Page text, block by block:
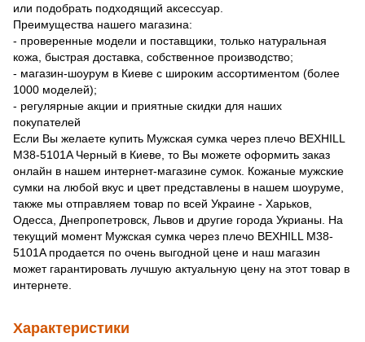
или подобрать подходящий аксессуар.
Преимущества нашего магазина:
- проверенные модели и поставщики, только натуральная
кожа, быстрая доставка, собственное производство;
- магазин-шоурум в Киеве с широким ассортиментом (более
1000 моделей);
- регулярные акции и приятные скидки для наших
покупателей
Если Вы желаете купить Мужская сумка через плечо BEXHILL
M38-5101A Черный в Киеве, то Вы можете оформить заказ
онлайн в нашем интернет-магазине сумок. Кожаные мужские
сумки на любой вкус и цвет представлены в нашем шоуруме,
также мы отправляем товар по всей Украине - Харьков,
Одесса, Днепропетровск, Львов и другие города Укрианы. На
текущий момент Мужская сумка через плечо BEXHILL M38-
5101A продается по очень выгодной цене и наш магазин
может гарантировать лучшую актуальную цену на этот товар в
интернете.
Характеристики